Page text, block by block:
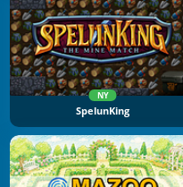
NY
SpelunKing